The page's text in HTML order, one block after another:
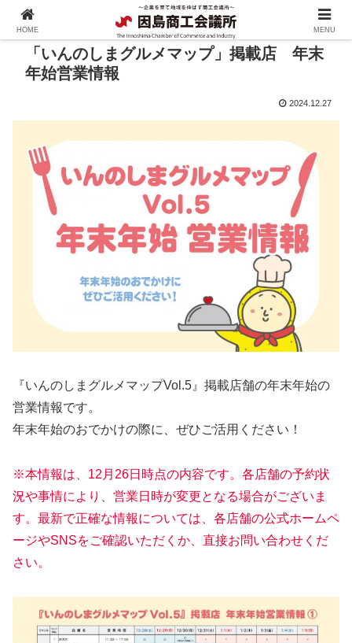
「いんのしまグルメマップ」掲載店 年末
年始営業情報
2024.12.27
『いんのしまグルメマップVol.5』掲載店舗の年末年始の
営業情報です。
年末年始のおでかけの際に、ぜひご活用ください！
※本情報は、12月26日時点の内容です。各店舗の予約状
況や事情により、営業日時が変更となる場合がございま
す。最新で正確な情報については、各店舗の公式ホームペ
ージやSNSをご確認いただくか、直接お問い合わせくだ
さい。
HOME MENU